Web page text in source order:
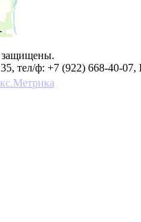
защищены.
тел/ф: +7 (922) 668-40-